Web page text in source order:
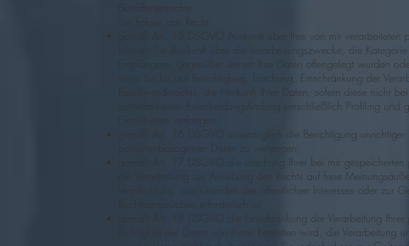
Betroffenenrechte
Sie haben das Recht:
gemäß Art. 15 DSGVO Auskunft über Ihre von mir verarbeiteten
können Sie Auskunft über die Verarbeitungszwecke, die
Empfängern, gegenüber denen Ihre Daten offengelegt wurden
eines Rechts auf Berichtigung, Löschung, Einschränkung der
Beschwerderechts, die Herkunft ihrer Daten, sofern diese nicht
automatisierten Entscheidungsfindung einschließlich Profiling
Einzelheiten verlangen;
gemäß Art. 16 DSGVO unverzüglich die Berichtigung
personenbezogenen Daten zu verlangen;
gemäß Art. 17 DSGVO die Löschung Ihrer bei mir
die Verarbeitung zur Ausübung des Rechts auf freie
Verpflichtung, aus Gründen des öffentlichen Interesses oder zur
Rechtsansprüchen erforderlich ist;
gemäß Art. 18 DSGVO die Einschränkung der Verarbeitung
Richtigkeit der Daten von Ihnen bestritten wird, die Verarbeitung